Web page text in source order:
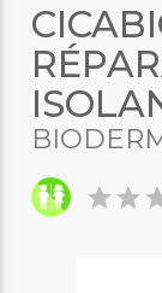
starstar